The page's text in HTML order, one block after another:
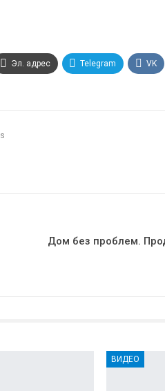
Эл. адрес Telegram VK
Дом без проблем.
ВИДЕО